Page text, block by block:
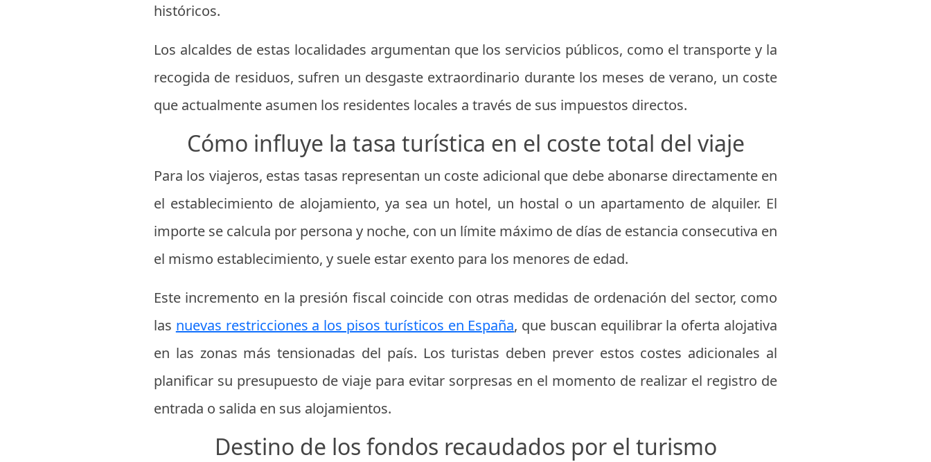
históricos.
Los alcaldes de estas localidades argumentan que los servicios públicos, como el transporte y la
recogida de residuos, sufren un desgaste extraordinario durante los meses de verano, un coste
que actualmente asumen los residentes locales a través de sus impuestos directos.
Cómo influye la tasa turística en el coste total del viaje
Para los viajeros, estas tasas representan un coste adicional que debe abonarse directamente en
el establecimiento de alojamiento, ya sea un hotel, un hostal o un apartamento de alquiler. El
importe se calcula por persona y noche, con un límite máximo de días de estancia consecutiva en
el mismo establecimiento, y suele estar exento para los menores de edad.
Este incremento en la presión fiscal coincide con otras medidas de ordenación del sector, como
las nuevas restricciones a los pisos turísticos en España, que buscan equilibrar la oferta alojativa
en las zonas más tensionadas del país. Los turistas deben prever estos costes adicionales al
planificar su presupuesto de viaje para evitar sorpresas en el momento de realizar el registro de
entrada o salida en sus alojamientos.
Destino de los fondos recaudados por el turismo